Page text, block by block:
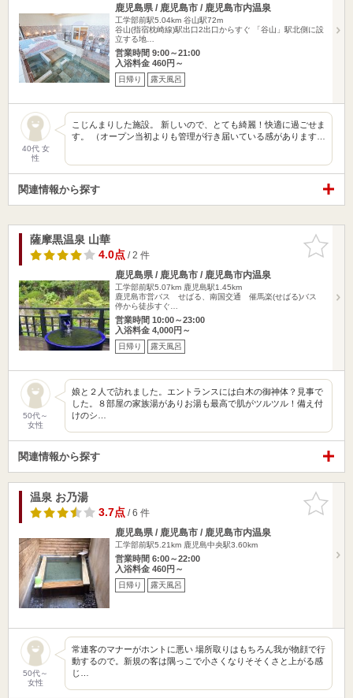
鹿児島県 / 鹿児島市 / 鹿児島市内温泉
工学部前駅5.04km 谷山駅72m
谷山(指宿枕崎線)駅出口2出口からすぐ 「谷山」駅北側に設
立する地…
営業時間 9:00～21:00
入浴料金 460円～
日帰り 露天風呂
40代 女
性
こじんまりした施設。 新しいので、とても綺麗！快適に過ごせま
す。 （オープン当初よりも管理が行き届いている感があります…
関連情報から探す
お気に入
りに追加
薩摩黒温泉 山華
4.0点/ 2 件
鹿児島県 / 鹿児島市 / 鹿児島市内温泉
工学部前駅5.07km 鹿児島駅1.45km
鹿児島市営バス せばる、南国交通 催馬楽(せばる)バス
停から徒歩すぐ…
営業時間 10:00～23:00
入浴料金 4,000円～
日帰り 露天風呂
50代～
女性
娘と２人で訪れました。エントランスには白木の御神体？見事で
した。８部屋の家族湯がありお湯も最高で肌がツルツル！備え付
けのシ…
関連情報から探す
お気に入
りに追加
温泉 お乃湯
3.7点/ 6 件
鹿児島県 / 鹿児島市 / 鹿児島市内温泉
工学部前駅5.21km 鹿児島中央駅3.60km
営業時間 6:00～22:00
入浴料金 460円～
日帰り 露天風呂
50代～
女性
常連客のマナーがホントに悪い 場所取りはもちろん我が物顔で行
動するので。新規の客は隅っこで小さくなりそそくさと上がる感
じ…